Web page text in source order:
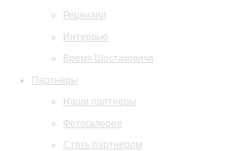
Рецензии
Интервью
Время Шостаковича
Партнеры
Наши партнеры
Фотогалерея
Стать партнером